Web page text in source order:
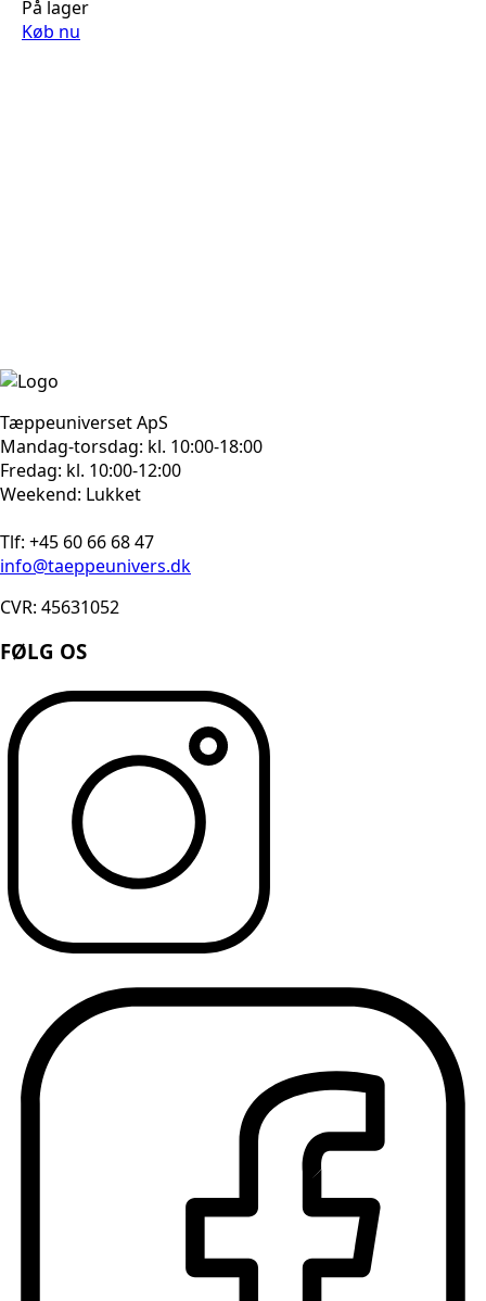
På lager
Køb nu
Tæppeuniverset ApS
Mandag-torsdag: kl. 10:00-18:00
Fredag: kl. 10:00-12:00
Weekend: Lukket
Tlf: +45 60 66 68 47
info@taeppeunivers.dk
CVR: 45631052
FØLG OS